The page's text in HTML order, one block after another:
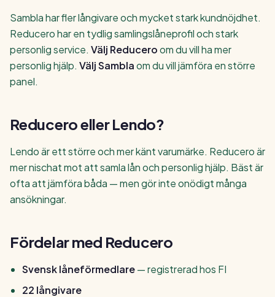
Sambla har fler långivare och mycket stark kundnöjdhet.
Reducero har en tydlig samlingslåneprofil och stark
personlig service. Välj Reduceroom du vill ha mer
personlig hjälp. Välj Samblaom du vill jämföra en större
panel.
Reducero eller Lendo?
Lendo är ett större och mer känt varumärke. Reducero är
mer nischat mot att samla lån och personlig hjälp. Bäst är
ofta att jämföra båda — men gör inte onödigt många
ansökningar.
Fördelar med Reducero
Svensk låneförmedlare— registrerad hos FI
22 långivare